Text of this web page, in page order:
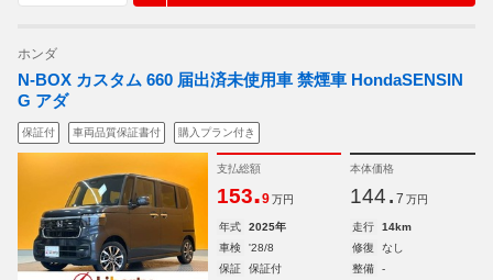
ホンダ
N-BOX カスタム 660 届出済未使用車 禁煙車 HondaSENSIN
G アダ
保証付 車両品質保証書付 購入プラン付き
支払総額
153.9 万円
本体価格
144. 7 万円
年式 2025年 走行
14km
車検
'28/8 修復
なし
保証
保証付 整備
-